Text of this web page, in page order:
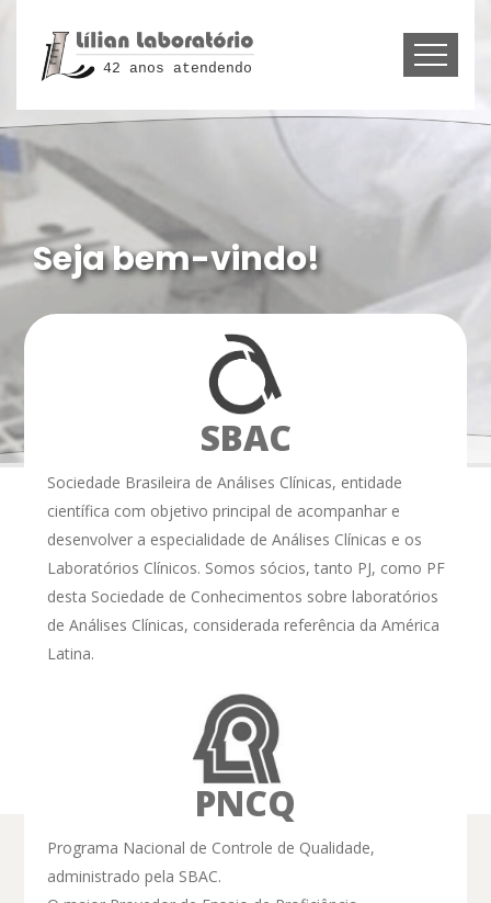
42 anos atendendo
Atendemos com
excelência!
SBAC
Sociedade Brasileira de Análises Clínicas, entidade
científica com objetivo principal de acompanhar e
desenvolver a especialidade de Análises Clínicas e os
Laboratórios Clínicos. Somos sócios, tanto PJ, como PF
desta Sociedade de Conhecimentos sobre laboratórios
de Análises Clínicas, considerada referência da América
Latina.
PNCQ
Programa Nacional de Controle de Qualidade,
administrado pela SBAC.